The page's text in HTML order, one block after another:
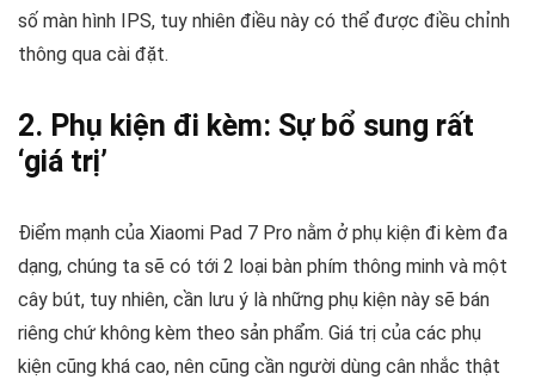
số màn hình IPS, tuy nhiên điều này có thể được điều chỉnh
thông qua cài đặt.
2. Phụ kiện đi kèm: Sự bổ sung rất
‘giá trị’
Điểm mạnh của Xiaomi Pad 7 Pro nằm ở phụ kiện đi kèm đa
dạng, chúng ta sẽ có tới 2 loại bàn phím thông minh và một
cây bút, tuy nhiên, cần lưu ý là những phụ kiện này sẽ bán
riêng chứ không kèm theo sản phẩm. Giá trị của các phụ
kiện cũng khá cao, nên cũng cần người dùng cân nhắc thật